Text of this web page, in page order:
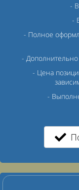
-
-
- Полное
-
- Цена
-